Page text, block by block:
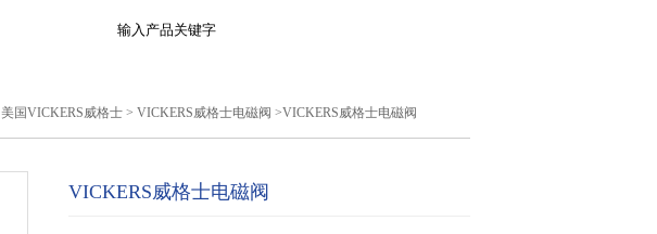
美国VICKERS威格士 > VICKERS威格士电磁阀 >VICKERS威格士电磁阀
VICKERS威格士电磁阀